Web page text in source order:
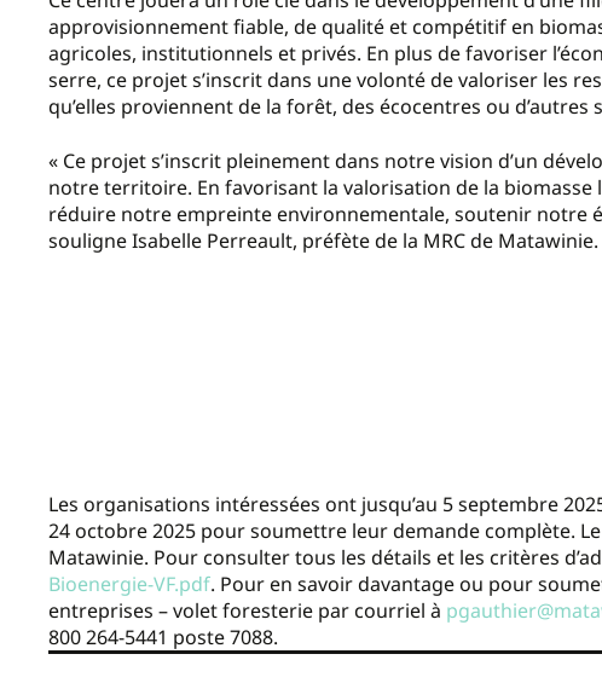
approvisionnement fiable, de qualité et compétitif en
agricoles, institutionnels et privés. En plus de favoriser
serre, ce projet s’inscrit dans une volonté de valoriser les
qu’elles proviennent de la forêt, des écocentres ou d’autres
« Ce projet s’inscrit pleinement dans notre vision d’un
notre territoire. En favorisant la valorisation de la
réduire notre empreinte environnementale, soutenir notre
souligne Isabelle Perreault, préfète de la MRC de Matawinie.
Les organisations intéressées ont jusqu’au 5 septembre
24 octobre 2025 pour soumettre leur demande complète.
Matawinie. Pour consulter tous les détails et les critères
Bioenergie-VF.pdf. Pour en savoir davantage ou pour
entreprises – volet foresterie par courriel à
800 264-5441 poste 7088.